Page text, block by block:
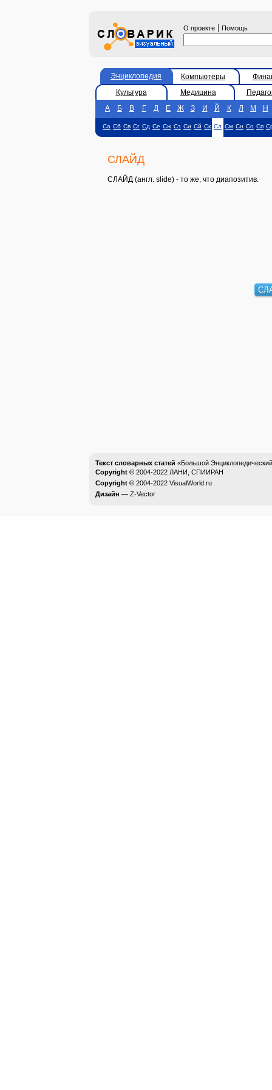
О проекте | Помощь
Энциклопедия Компьютеры
Культура
Медицина
А
Б В Г Д Е Ж З И Й К Л М Н
Са Сб Св Сг Сд Се Сж Сз Си Сй Ск Сл См Сн Со Сп
СЛАЙД
СЛАЙД (англ. slide) - то же, что диапозитив.
Текст словарных статей «Большой
Copyright © 2004-2022 ЛАНИ, СПИИРАН
Copyright © 2004-2022 VisualWorld.ru
Дизайн — Z-Vector